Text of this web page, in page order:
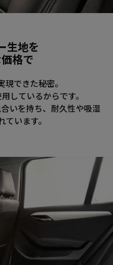
生地を
格で
できた秘密。
しているからです。
いを持ち、耐久性や吸湿
います。